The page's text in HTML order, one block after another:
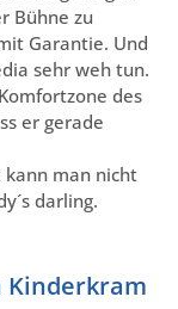
Bühne zu
Garantie. Und
sehr weh tun.
des
er gerade
kann man nicht
darling.
Kinderkram